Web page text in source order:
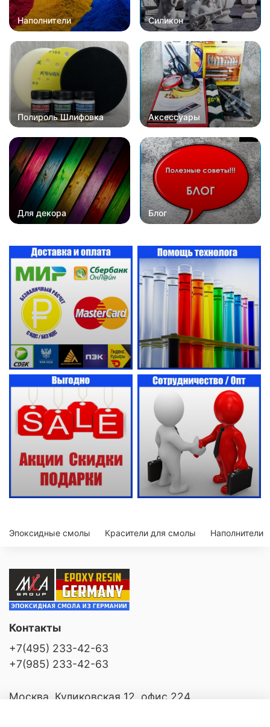
Наполнители Силикон
Полироль Шлифовка Аксессуары
Для декора Блог
Эпоксидные смолы Красители для смолы Наполнители
Контакты
+7(495) 233-42-63
+7(985) 233-42-63
Москва, Куликовская 12, офис 224